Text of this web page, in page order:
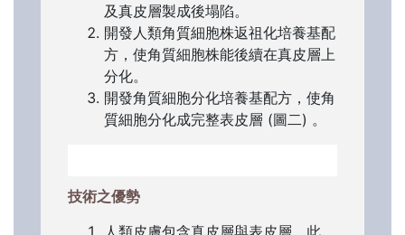
及真皮層製成後塌陷。
開發人類角質細胞株返祖化培養基配
方，使角質細胞株能後續在真皮層上
分化。
開發角質細胞分化培養基配方，使角
質細胞分化成完整表皮層 (圖二) 。
技術之優勢
人類皮膚包含真皮層與表皮層，此